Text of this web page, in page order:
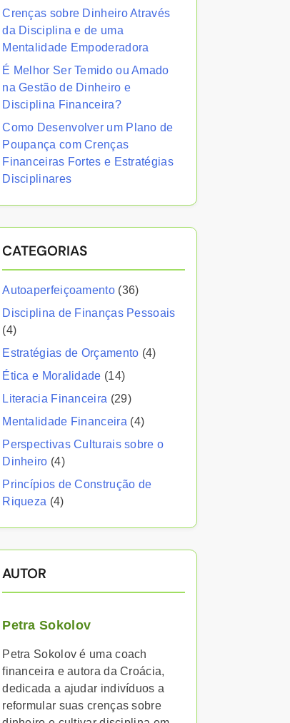
Crenças sobre Dinheiro Através
da Disciplina e de uma
Mentalidade Empoderadora
É Melhor Ser Temido ou Amado
na Gestão de Dinheiro e
Disciplina Financeira?
Como Desenvolver um Plano de
Poupança com Crenças
Financeiras Fortes e Estratégias
Disciplinares
CATEGORIAS
Autoaperfeiçoamento (36)
Disciplina de Finanças Pessoais
(4)
Estratégias de Orçamento (4)
Ética e Moralidade (14)
Literacia Financeira (29)
Mentalidade Financeira (4)
Perspectivas Culturais sobre o
Dinheiro (4)
Princípios de Construção de
Riqueza (4)
AUTOR
Petra Sokolov
Petra Sokolov é uma coach
financeira e autora da Croácia,
dedicada a ajudar indivíduos a
reformular suas crenças sobre